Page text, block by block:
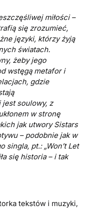
miłości –
się zrozumieć,
języki, którzy żyją
światach.
żeby jego
wstęgą metafor i
gdzie
soulowy, z
w stronę
jak utwory Sistars
– podobnie jak w
singla, pt.: „Won’t Let
się historia – i tak
tekstów i muzyki,